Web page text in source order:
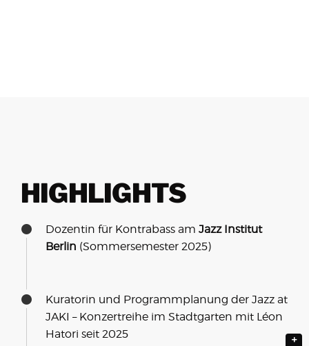
HIGHLIGHTS
Dozentin für Kontrabass am Jazz Institut
Berlin (Sommersemester 2025)
Kuratorin und Programmplanung der Jazz at
JAKI – Konzertreihe im Stadtgarten mit Léon
Hatori seit 2025